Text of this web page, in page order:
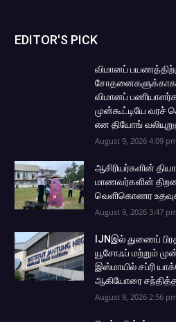
EDITOR'S PICK
விமானப்
விமானப்
முன்கூட்டியே வரச்
என தியோங்
August 9, 2026 4:09
ஆசிரியர்களின்
மாணவர்களின்
வெளிகொணர
August 9, 2026 3:47
IJNஇல் துணைப்
யூசோஃப் மற்றும்
இஸ்மாயில் சப்ரி
ஆகியோரை சந்தித்த
August 9, 2026 2:56